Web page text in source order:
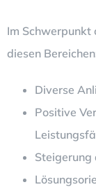
Im Schwerpunkt
diesen
Diverse
Positive
Steigerung